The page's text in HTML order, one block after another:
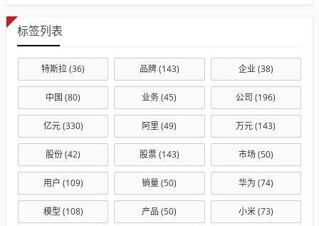
标签列表
特斯拉(36) 品牌(143) 企业(38)
中国 (80) 业务(45) 公司 (196)
亿元(330) 阿里 (49) 万元(143)
股份(42) 股票(143) 市场(50)
用户 (109) 销量(50) 华为 (74)
模型 (108) 产品 (50) 小米(73)